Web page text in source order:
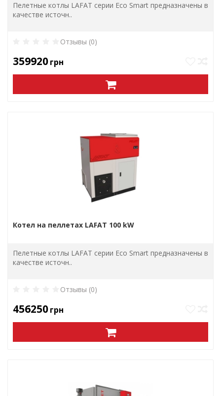
Пелетные котлы LAFAT серии Eco Smart предназначены в
качестве источн..
Отзывы (0)
359920грн
Котел на пеллетах LAFAT 100 kW
Пелетные котлы LAFAT серии Eco Smart предназначены в
качестве источн..
Отзывы (0)
456250грн